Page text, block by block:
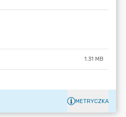
1.31 MB
METRYCZKA